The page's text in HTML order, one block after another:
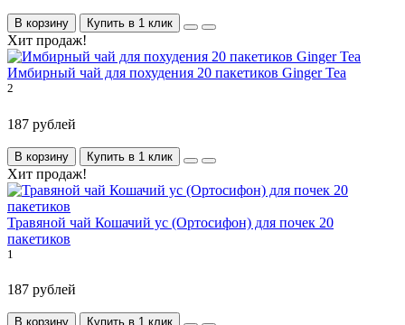
В корзину Купить в 1 клик
Хит продаж!
Имбирный чай для похудения 20 пакетиков Ginger Tea
2
187 рублей
В корзину Купить в 1 клик
Хит продаж!
Травяной чай Кошачий ус (Ортосифон) для почек 20
пакетиков
1
187 рублей
В корзину Купить в 1 клик